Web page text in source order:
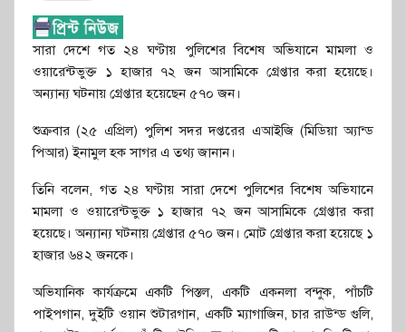
সারা দেশে গত ২৪ ঘণ্টায় পুলিশের বিশেষ অভিযানে মামলা ও
ওয়ারেন্টভুক্ত ১ হাজার ৭২ জন আসামিকে গ্রেপ্তার করা হয়েছে।
অন্যান্য ঘটনায় গ্রেপ্তার হয়েছেন ৫৭০ জন।
শুক্রবার (২৫ এপ্রিল) পুলিশ সদর দপ্তরের এআইজি (মিডিয়া অ্যান্ড
পিআর) ইনামুল হক সাগর এ তথ্য জানান।
তিনি বলেন, গত ২৪ ঘণ্টায় সারা দেশে পুলিশের বিশেষ অভিযানে
মামলা ও ওয়ারেন্টভুক্ত ১ হাজার ৭২ জন আসামিকে গ্রেপ্তার করা
হয়েছে। অন্যান্য ঘটনায় গ্রেপ্তার ৫৭০ জন। মোট গ্রেপ্তার করা হয়েছে ১
হাজার ৬৪২ জনকে।
অভিযানিক কার্যক্রমে একটি পিস্তল, একটি একনলা বন্দুক, পাঁচটি
পাইপগান, দুইটি ওয়ান শুটারগান, একটি ম্যাগাজিন, চার রাউন্ড গুলি,